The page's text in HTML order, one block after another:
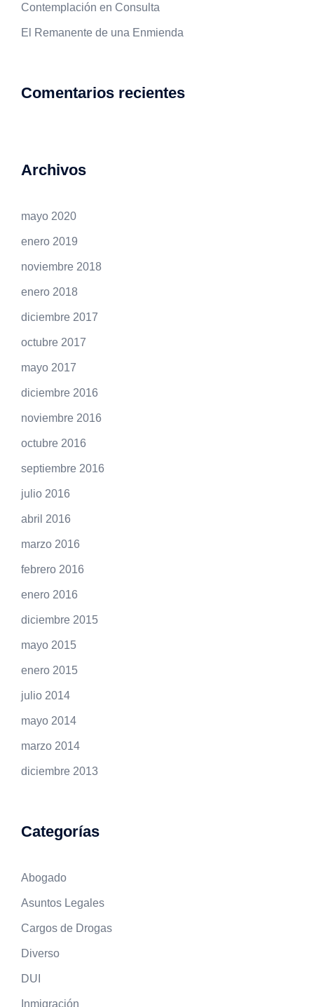
Contemplación en Consulta
El Remanente de una Enmienda
Comentarios recientes
Archivos
mayo 2020
enero 2019
noviembre 2018
enero 2018
diciembre 2017
octubre 2017
mayo 2017
diciembre 2016
noviembre 2016
octubre 2016
septiembre 2016
julio 2016
abril 2016
marzo 2016
febrero 2016
enero 2016
diciembre 2015
mayo 2015
enero 2015
julio 2014
mayo 2014
marzo 2014
diciembre 2013
Categorías
Abogado
Asuntos Legales
Cargos de Drogas
Diverso
DUI
Inmigración